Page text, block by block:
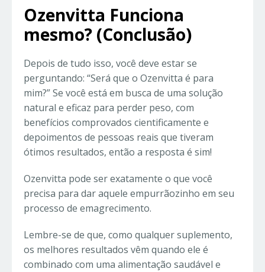
Ozenvitta Funciona
mesmo? (Conclusão)
Depois de tudo isso, você deve estar se
perguntando: “Será que o Ozenvitta é para
mim?” Se você está em busca de uma solução
natural e eficaz para perder peso, com
benefícios comprovados cientificamente e
depoimentos de pessoas reais que tiveram
ótimos resultados, então a resposta é sim!
Ozenvitta pode ser exatamente o que você
precisa para dar aquele empurrãozinho em seu
processo de emagrecimento.
Lembre-se de que, como qualquer suplemento,
os melhores resultados vêm quando ele é
combinado com uma alimentação saudável e